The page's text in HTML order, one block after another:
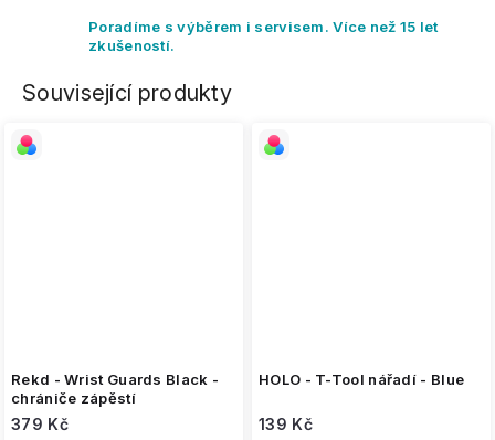
Poradíme s výběrem i servisem. Více než 15 let
zkušeností.
Související produkty
Rekd - Wrist Guards Black -
chrániče zápěstí
379 Kč
HOLO - T-Tool nářadí - Blue
139 Kč